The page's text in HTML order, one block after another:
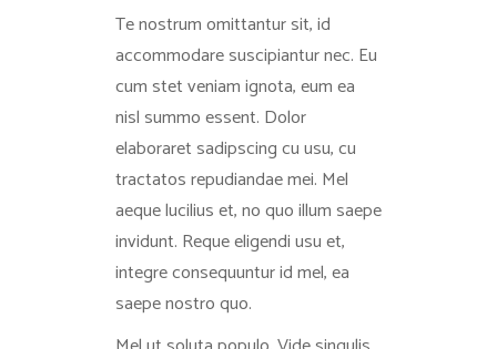
Te nostrum omittantur sit, id
accommodare suscipiantur nec. Eu
cum stet veniam ignota, eum ea
nisl summo essent. Dolor
elaboraret sadipscing cu usu, cu
tractatos repudiandae mei. Mel
aeque lucilius et, no quo illum saepe
invidunt. Reque eligendi usu et,
integre consequuntur id mel, ea
saepe nostro quo.